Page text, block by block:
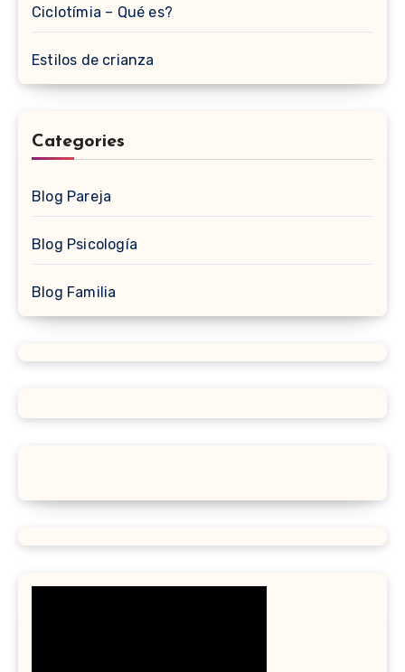
Ciclotímia – Qué es?
Estilos de crianza
Categories
Blog Pareja
Blog Psicología
Blog Familia